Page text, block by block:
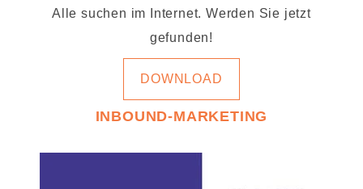
Alle suchen im Internet. Werden Sie jetzt
gefunden!
DOWNLOAD
INBOUND-MARKETING